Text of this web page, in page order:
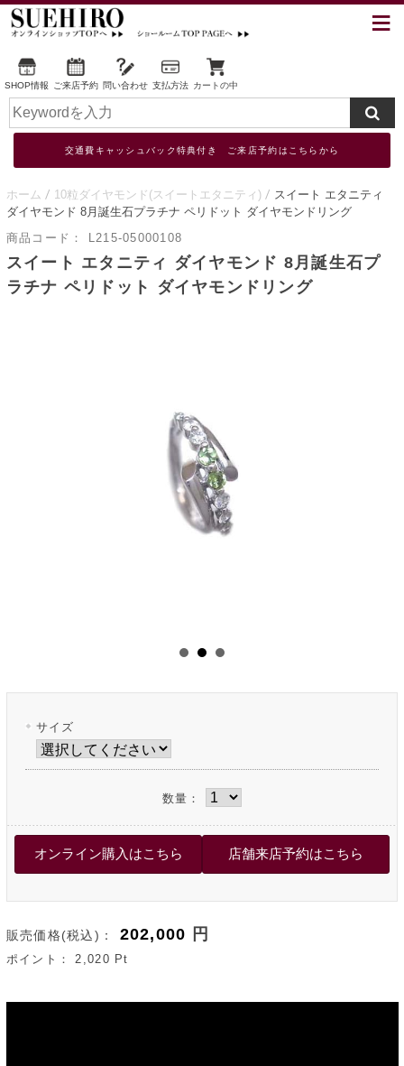
SHOP情報 ご来店予約 問い合わせ 支払方法 カートの中
交通費キャッシュバック特典付き ご来店予約はこちらから
ホーム 10粒ダイヤモンド(スイートエタニティ)
スイート エタニティ
ダイヤモンド 8月誕生石プラチナ ペリドット ダイヤモンドリング
商品コード：
L215-05000108
スイート エタニティ ダイヤモンド 8月誕生石プ
ラチナ ペリドット ダイヤモンドリング
サイズ
数量：
販売価格(税込)： 202,000 円
ポイント：2,020 Pt